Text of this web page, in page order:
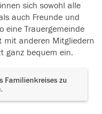
sich sowohl alle
auch Freunde und
eine Trauergemeinde
mit anderen Mitgliedern
ganz bequem ein.
Familienkreises zu